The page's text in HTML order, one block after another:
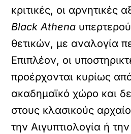
κριτικές, οι αρνητικές
Black Athena
θετικών, με αναλογία
Επιπλέον, οι
προέρχονται κυρίως
ακαδημαϊκό χώρο και
στους κλασικούς
την Αιγυπτιολογία ή